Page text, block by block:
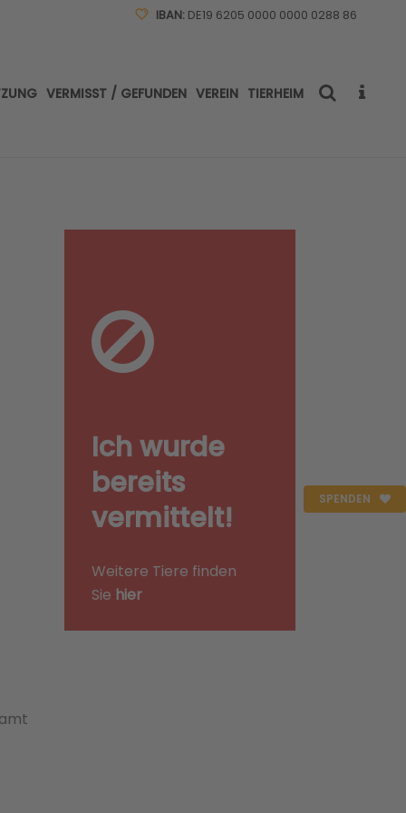
IBAN: DE19 6205 0000 0000 0288 86
VERMISST / GEFUNDEN VEREIN TIERHEIM
SPENDEN
Ich wurde
bereits
vermittelt!
Weitere Tiere finden
Sie hier